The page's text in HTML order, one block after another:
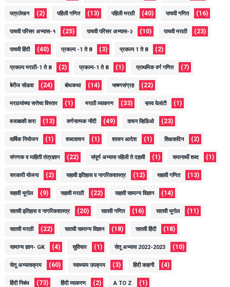
पत्रलेखन (2) पहिली गणित (13) पहिली मराठी (40) पाचवी गणित (16)
पाचवी परिसर अभ्यास-१ (25) पाचवी परिसर अभ्यास-२ (10) पाचवी मराठी (23)
पाचवी हिंदी (40) प्रकल्प -1 ते 8 (3) प्रकल्प 1 ते 8 (2)
प्रकल्प मराठी-1 ते 8 (2) प्रकल्प-1 ते 8 (1) प्राथमिक वर्ग गणित (7)
बेरीज सोडवा (24) बोधकथा (14) भाषणसंग्रह (22)
मराठयांच्या सत्तेचा विस्तार (1) मराठी व्याकरण (33) ऱ्हस्व वेलांटी (1)
वजाबाकी करा (13) वर्णनात्मक नोंदी (49) वाचन व्हिडिओ (23)
वार्षिक नियोजन (1) शब्दवाचन (1) शासन आदेश (1) शिक्षकदिन (2)
संगणक व माहिती तंत्रज्ञान (22) संपूर्ण अभ्यास पहिली ते दहावी (1) समानार्थी शब्द (1)
सरकारी योजना (2) सहावी इतिहास व नागरिकशास्त्र (12) सहावी गणित (13)
सहावी भूगोल (9) सहावी मराठी (22) सहावी सामान्य विज्ञान (14)
सातवी इतिहास व नागरिकशास्त्र (20) सातवी गणित (16) सातवी भूगोल (11)
सातवी मराठी (22) सातवी सामान्य विज्ञान (18) सातवी हिंदी (18)
सामान्य ज्ञान- GK (4) सुविचार (1) सेतू अभ्यास 2022-2023 (10)
सेतू अभ्यासक्रम (60) स्वाध्याय उपक्रम (3) हिंदी कहानी (4)
हिंदी निबंध (73) हिंदी व्याकरण (2) A TO Z (1)